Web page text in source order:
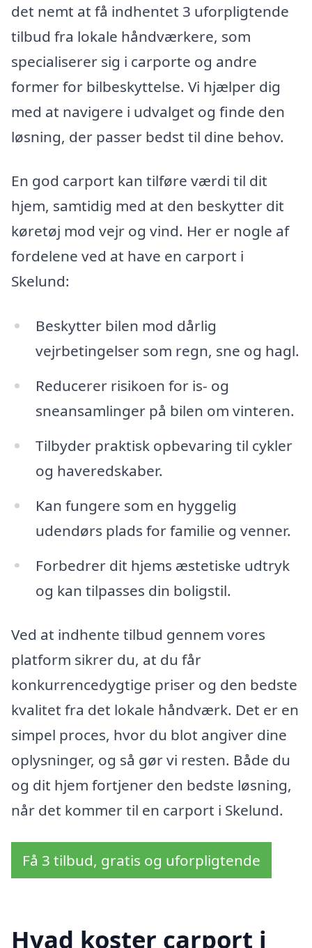
det nemt at få indhentet 3 uforpligtende
tilbud fra lokale håndværkere, som
specialiserer sig i carporte og andre
former for bilbeskyttelse. Vi hjælper dig
med at navigere i udvalget og finde den
løsning, der passer bedst til dine behov.
En god carport kan tilføre værdi til dit
hjem, samtidig med at den beskytter dit
køretøj mod vejr og vind. Her er nogle af
fordelene ved at have en carport i
Skelund:
Beskytter bilen mod dårlig
vejrbetingelser som regn, sne og hagl.
Reducerer risikoen for is- og
sneansamlinger på bilen om vinteren.
Tilbyder praktisk opbevaring til cykler
og haveredskaber.
Kan fungere som en hyggelig
udendørs plads for familie og venner.
Forbedrer dit hjems æstetiske udtryk
og kan tilpasses din boligstil.
Ved at indhente tilbud gennem vores
platform sikrer du, at du får
konkurrencedygtige priser og den bedste
kvalitet fra det lokale håndværk. Det er en
simpel proces, hvor du blot angiver dine
oplysninger, og så gør vi resten. Både du
og dit hjem fortjener den bedste løsning,
når det kommer til en carport i Skelund.
Få 3 tilbud, gratis og uforpligtende
Hvad koster carport i